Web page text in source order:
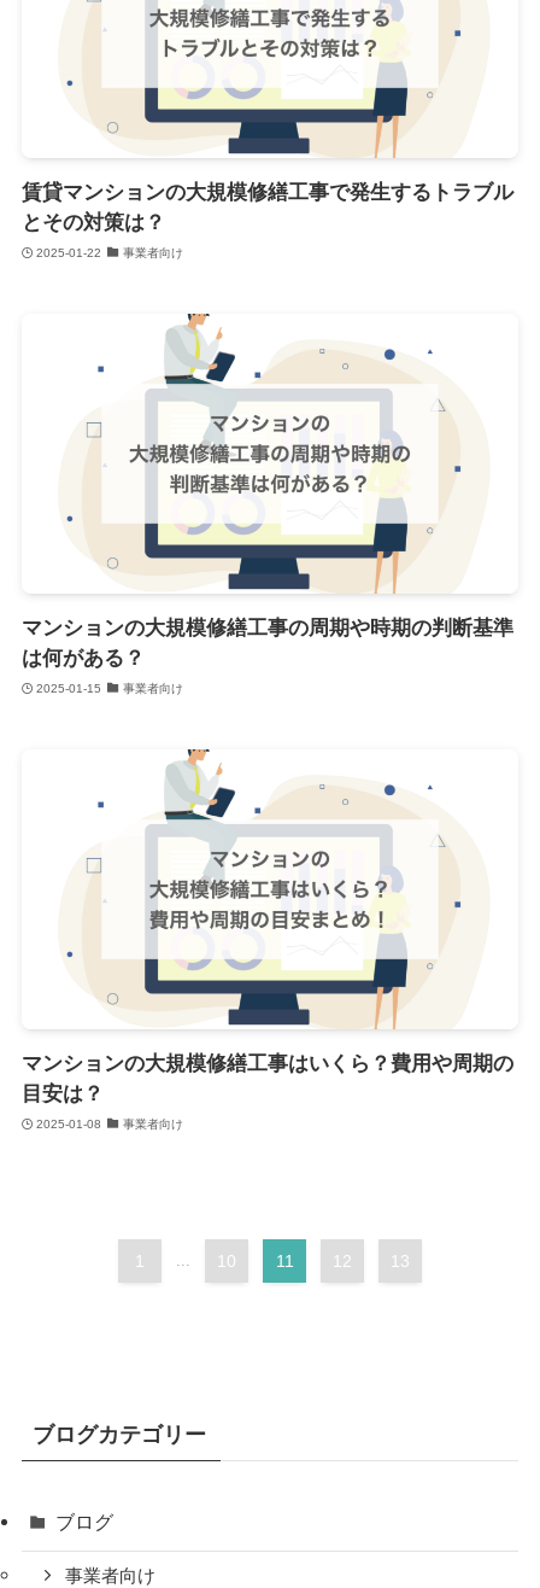
賃貸マンションの大規模修繕工事で発生するトラブル
とその対策は？
2025-01-22 事業者向け
マンションの大規模修繕工事の周期や時期の判断基準
は何がある？
2025-01-15 事業者向け
マンションの大規模修繕工事はいくら？費用や周期の
目安は？
2025-01-08 事業者向け
1 10 11 12 13
ブログカテゴリー
ブログ
事業者向け